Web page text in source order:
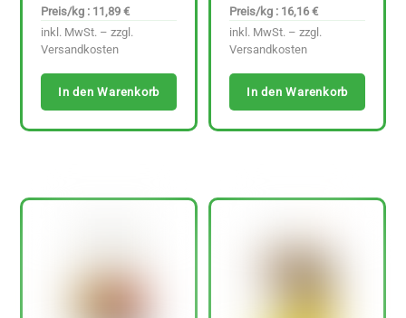
Preis/kg : 11,89 €
inkl. MwSt. – zzgl.
Versandkosten
In den Warenkorb
Preis/kg : 16,16 €
inkl. MwSt. – zzgl.
Versandkosten
In den Warenkorb